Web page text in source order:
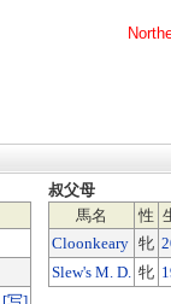
叔父母
馬名
性
Cloonkeary 牝
Slew's M. D. 牝